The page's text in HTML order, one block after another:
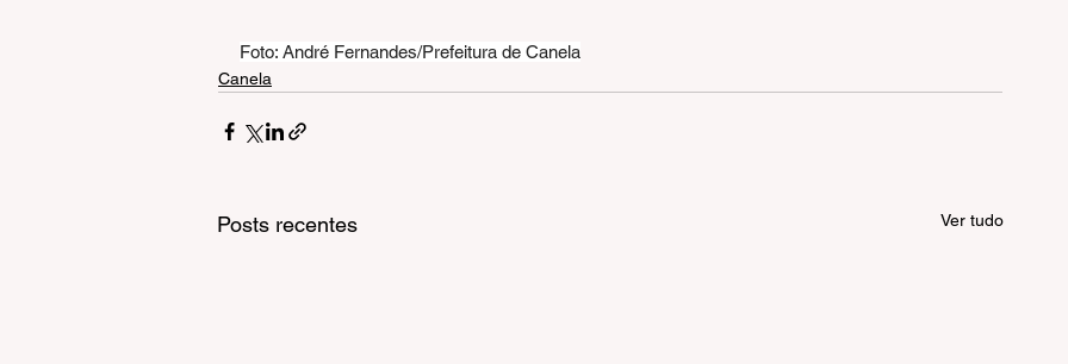
Foto: André Fernandes/Prefeitura de Canela
Canela
Posts recentes Ver tudo